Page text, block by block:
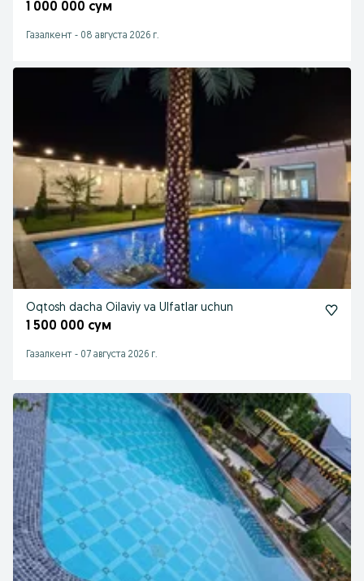
1 000 000 сум
Газалкент - 08 августа 2026 г.
Oqtosh dacha Oilaviy va Ulfatlar uchun
1 500 000 сум
Газалкент - 07 августа 2026 г.